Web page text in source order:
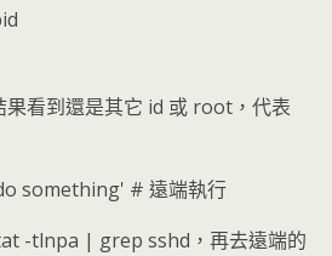
果看到還是其它 id 或 root，代表
something' # 遠端執行
-tlnpa | grep sshd，再去遠端的